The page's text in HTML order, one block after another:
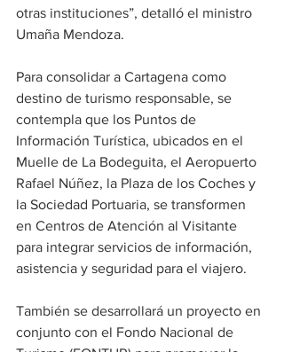
otras instituciones”, detalló el ministro
Umaña Mendoza.
Para consolidar a Cartagena como
destino de turismo responsable, se
contempla que los Puntos de
Información Turística, ubicados en el
Muelle de La Bodeguita, el Aeropuerto
Rafael Núñez, la Plaza de los Coches y
la Sociedad Portuaria, se transformen
en Centros de Atención al Visitante
para integrar servicios de información,
asistencia y seguridad para el viajero.
También se desarrollará un proyecto en
conjunto con el Fondo Nacional de